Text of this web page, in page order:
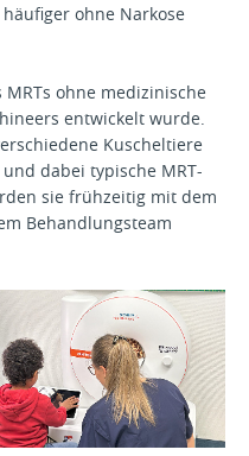
ohne Narkose
ohne medizinische
entwickelt wurde.
Kuscheltiere
dabei typische MRT-
sie frühzeitig mit dem
Behandlungsteam